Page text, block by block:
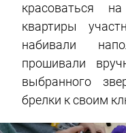
красоваться
квартиры
набивали
прошивали
выбранного
брелки к своим